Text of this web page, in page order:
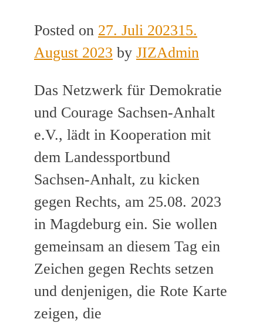
Posted on 27. Juli 202315.
August 2023 by JIZAdmin
Das Netzwerk für Demokratie
und Courage Sachsen-Anhalt
e.V., lädt in Kooperation mit
dem Landessportbund
Sachsen-Anhalt, zu kicken
gegen Rechts, am 25.08. 2023
in Magdeburg ein. Sie wollen
gemeinsam an diesem Tag ein
Zeichen gegen Rechts setzen
und denjenigen, die Rote Karte
zeigen, die